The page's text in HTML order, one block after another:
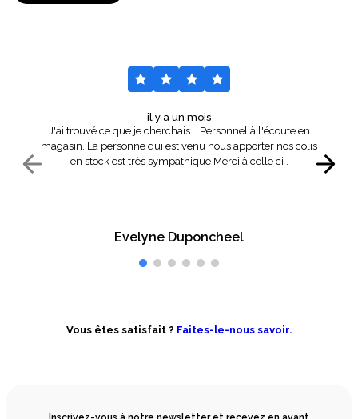
il y a un mois
J'ai trouvé ce que je cherchais... Personnel à l'écoute en
magasin. La personne qui est venu nous apporter nos colis
en stock est très sympathique Merci à celle ci .
Evelyne Duponcheel
Vous êtes satisfait ? Faites-le-nous savoir.